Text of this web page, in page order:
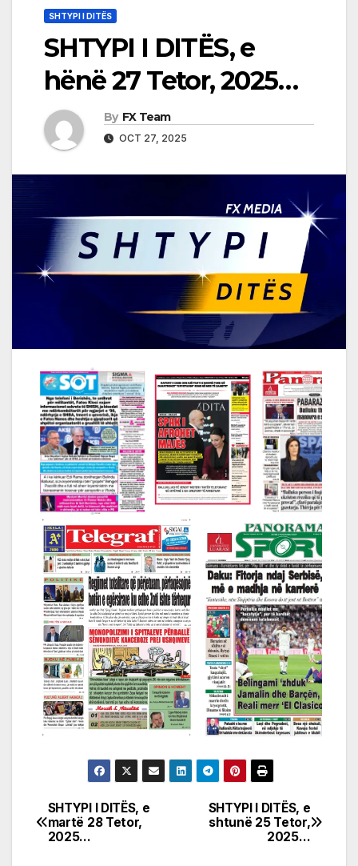
SHTYPI I DITËS
SHTYPI I DITËS, e
hënë 27 Tetor, 2025…
By FX Team
OCT 27, 2025
Post
navigation
SHTYPI I DITËS, e
shtunë 25 Tetor,
2025…
SHTYPI I DITËS, e
martë 28 Tetor,
2025…